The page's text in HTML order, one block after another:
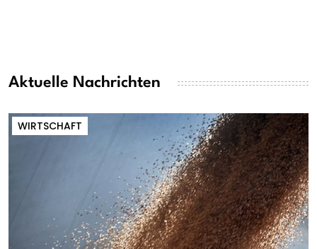
Aktuelle Nachrichten
WIRTSCHAFT